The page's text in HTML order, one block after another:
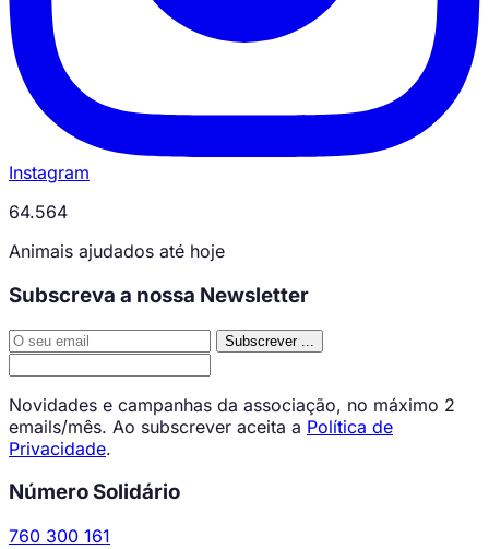
Instagram
64.564
Animais ajudados até hoje
Subscreva a nossa Newsletter
Subscrever
Novidades e campanhas da associação, no máximo 2
emails/mês. Ao subscrever aceita a Política de
Privacidade.
Número Solidário
760 300 161